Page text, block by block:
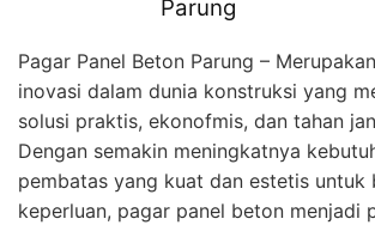
Pagar Panel Beton Parung –
inovasi dalam dunia konstruksi yang
solusi praktis, ekonofmis, dan tahan
Dengan semakin meningkatnya
pembatas yang kuat dan estetis untuk
keperluan, pagar panel beton menjadi